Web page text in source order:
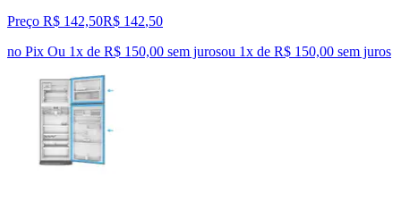
Preço R$ 142,50R$ 142,50
no Pix Ou 1x de R$ 150,00 sem jurosou 1x de R$ 150,00 sem juros